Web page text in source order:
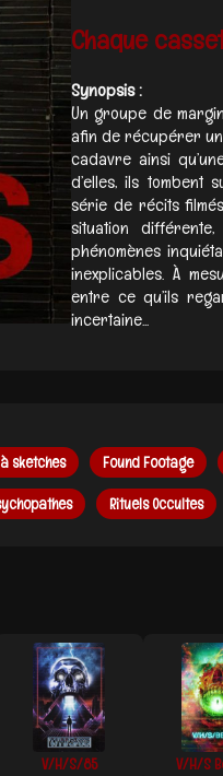
Chaque
Synopsis :
Un groupe de
afin de récupérer
cadavre ainsi
d’elles, ils tombent
série de récits
situation
phénomènes
inexplicables. À
entre ce qu’ils
incertaine...
sketches Found Footage
Rituels Occultes
V/H/S/85 V/H/S